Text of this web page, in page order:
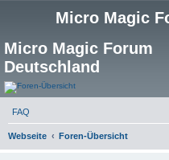
Micro Magic
Micro Magic Forum
Deutschland
FAQ
Webseite Foren-Übersicht